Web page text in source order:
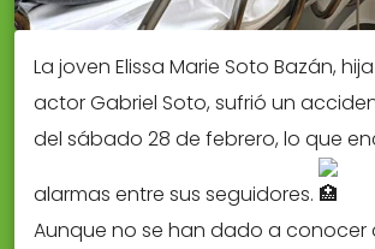
La joven Elissa Marie Soto Bazán,
actor Gabriel Soto, sufrió un
del sábado 28 de febrero, lo que
alarmas entre sus seguidores.
Aunque no se han dado a conocer